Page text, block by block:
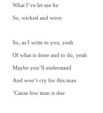
What I’ve let me be
So, wicked and worn
So, as I write to you, yeah
Of what is done and to do, yeah
Maybe you’ll understand
And won’t cry for this man
‘Cause low man is due